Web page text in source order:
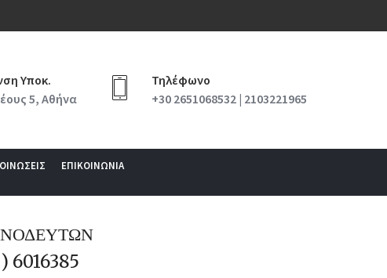
Υποκ.
5, Αθήνα
Τηλέφωνο
+30 2651068532 | 2103221965
ΕΠΙΚΟΙΝΩΝΙΑ